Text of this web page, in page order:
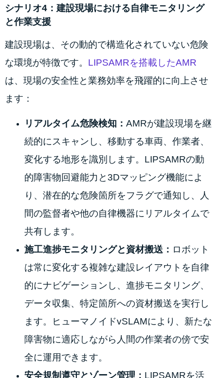
シナリオ4：建設現場における自律モニタリング
と作業支援
建設現場は、その動的で構造化されていない危険
な環境が特徴です。 LIPSAMRを搭載したAMR
は、現場の安全性と業務効率を飛躍的に向上させ
ます：
リアルタイム危険検知： AMRが建設現場を継
続的にスキャンし、移動する車両、作業者、
変化する地形を識別します。LIPSAMRの動
的障害物回避能力と3Dマッピング機能によ
り、潜在的な危険箇所をフラグで通知し、人
間の監督者や他の自律機器にリアルタイムで
共有します。
施工進捗モニタリングと資材搬送： ロボット
は常に変化する複雑な建設レイアウトを自律
的にナビゲーションし、進捗モニタリング、
データ収集、特定箇所への資材搬送を実行し
ます。ヒューマノイドvSLAMにより、新たな
障害物に適応しながら人間の作業者の傍で安
全に運用できます。
安全規制遵守とゾーン管理： LIPSAMRを活